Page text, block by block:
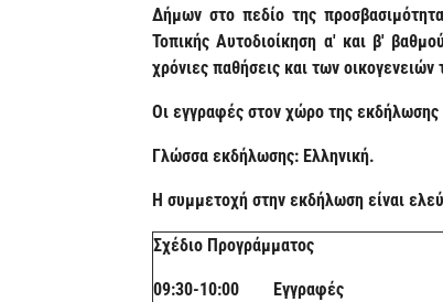
Δήμων στο πεδίο της
Τοπικής Αυτοδιοίκηση α' και β'
χρόνιες παθήσεις και των οικογενειών
Οι εγγραφές στον χώρο της εκδήλωσης
Γλώσσα εκδήλωσης: Ελληνική.
Η συμμετοχή στην εκδήλωση είναι
Σχέδιο Προγράμματος
09:30-10:00 Εγγραφές